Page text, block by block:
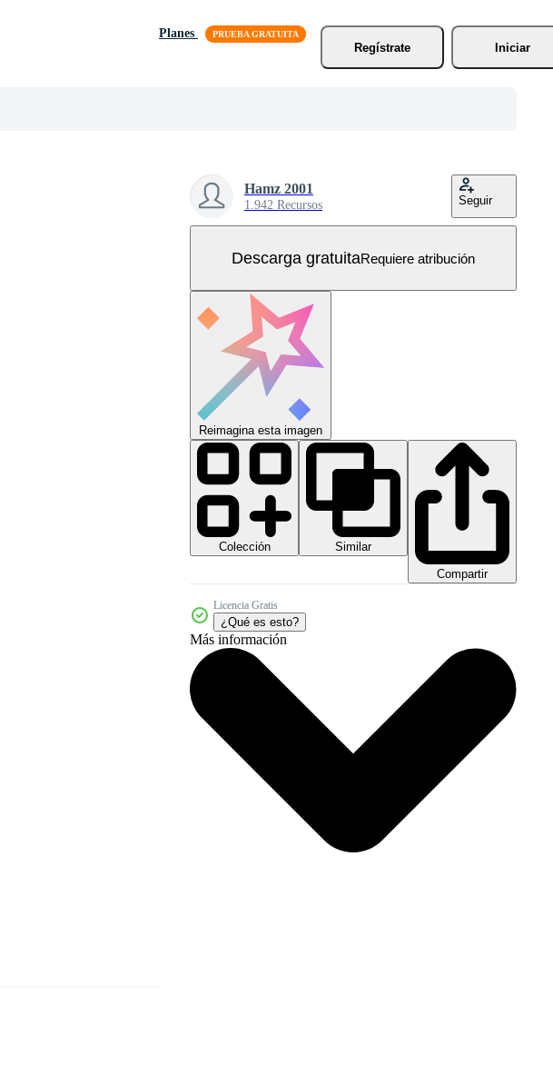
Planes
Regístrate
Iniciar
Hamz 2001
1.942 Recursos Seguir
Descarga gratuitaRequiere atribución
Reimagina esta imagen
Colección
Similar
Compartir
Licencia Gratis
¿Qué es esto?
Más información